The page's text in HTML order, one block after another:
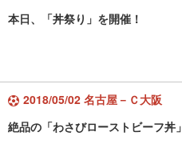
本日、「丼祭り」を開催！
2018/05/02 名古屋－Ｃ大阪
絶品の「わさびローストビーフ丼」